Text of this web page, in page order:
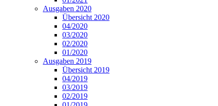
Ausgaben 2020
Übersicht 2020
04/2020
03/2020
02/2020
01/2020
Ausgaben 2019
Übersicht 2019
04/2019
03/2019
02/2019